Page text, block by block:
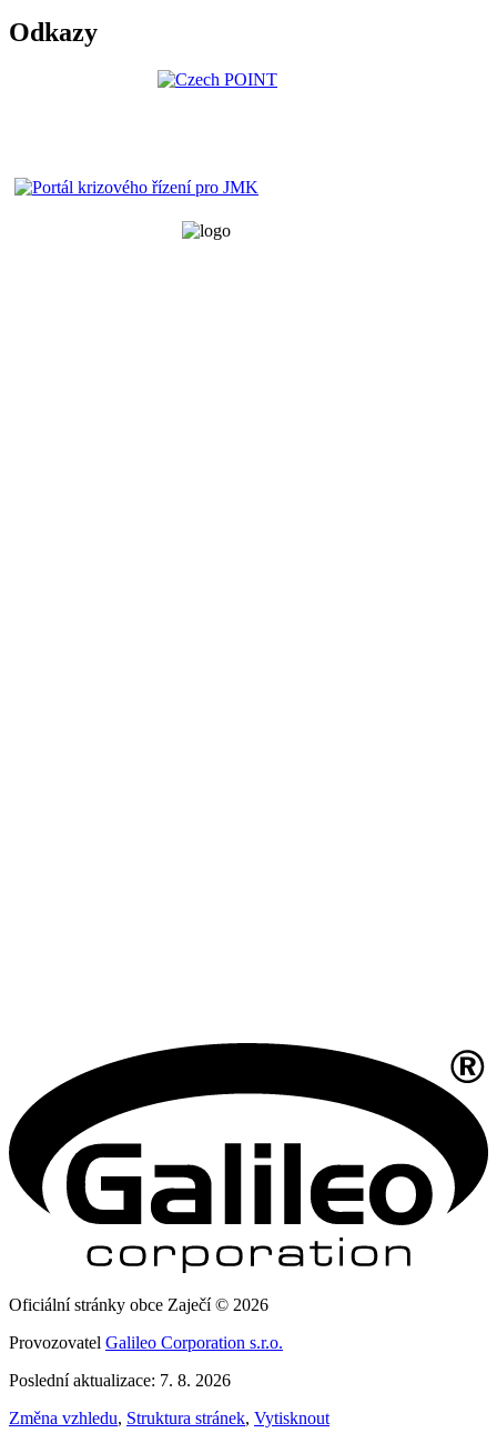
Odkazy
Oficiální stránky obce Zaječí © 2026
Provozovatel Galileo Corporation s.r.o.
Poslední aktualizace: 7. 8. 2026
Změna vzhledu, Struktura stránek, Vytisknout